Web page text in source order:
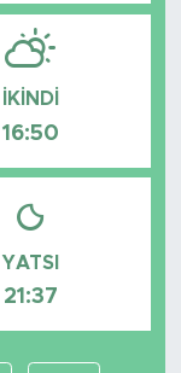
İKINDI
16:50
YATSI
21:37